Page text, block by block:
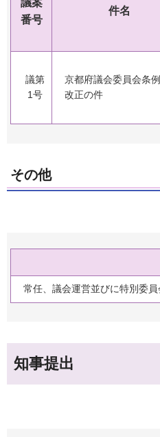
議案
番号
件名
議第
1号
京都府議会委員会条
改正の件
その他
常任、議会運営並びに特別委
知事提出